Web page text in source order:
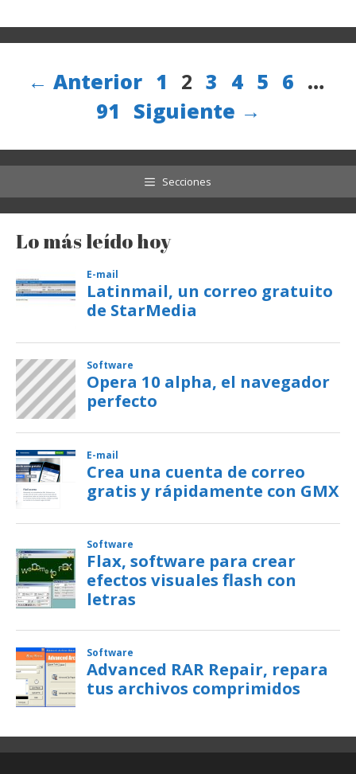
← Anterior Página
1 Página
2 Página
3 Página
4 Página
5 Página
6 …
Página
91 Siguiente →
Secciones
Lo más leído hoy